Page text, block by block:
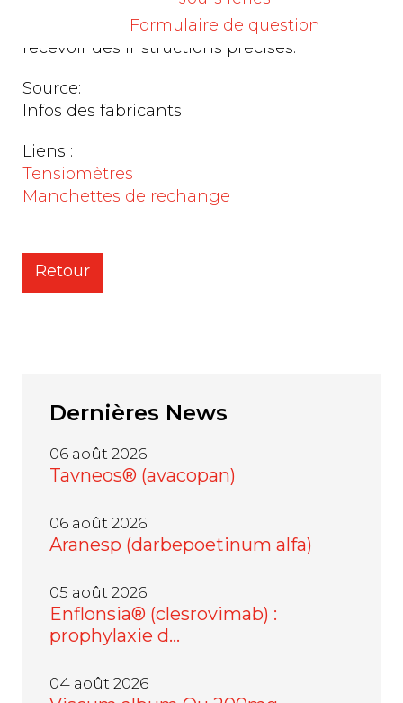
Formulaire de question
tensiomètre, le patient devra encore
recevoir des instructions précises.
Source:
Infos des fabricants
Liens :
Tensiomètres
Manchettes de rechange
Retour
Dernières News
06 août 2026
Tavneos® (avacopan)
06 août 2026
Aranesp (darbepoetinum alfa)
05 août 2026
Enflonsia® (clesrovimab) :
prophylaxie d…
04 août 2026